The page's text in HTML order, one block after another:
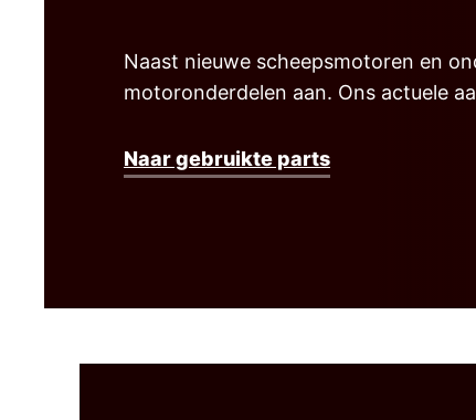
Naast nieuwe scheepsmotoren en
motoronderdelen aan. Ons actuele
Naar gebruikte parts